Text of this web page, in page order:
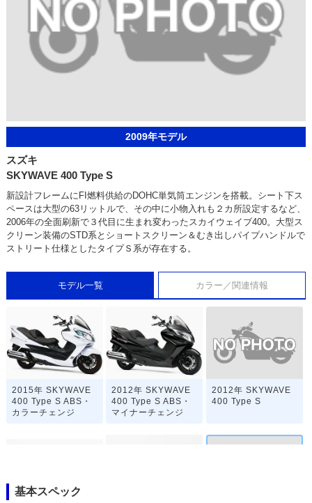
2009年モデル
スズキ
SKYWAVE 400 Type S
新設計フレームにFI燃料供給のDOHC単気筒エンジンを搭載。シート下ス
ペースは大型の63リットルで、その中に小物入れも２カ所設定するなど、
2006年の全面刷新で３代目に生まれ変わったスカイウェイブ400。大型ス
クリーン装備のSTD系とショートスクリーン＆むき出しパイプハンドルで
ストリート仕様としたタイプＳ系が存在する。
モデル一覧 カラー／関連情報
2015年 SKYWAVE
400 Type S ABS・
カラーチェンジ
2012年 SKYWAVE
400 Type S ABS・
マイナーチェンジ
2012年 SKYWAVE
400 Type S
基本スペック